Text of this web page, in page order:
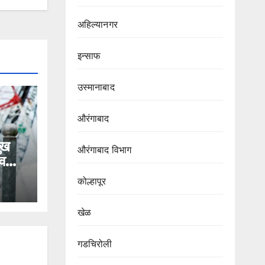
अहिल्यानगर
इन्साफ
उस्मानाबाद
औरंगाबाद
औरंगाबाद विभाग‌
कोल्हापूर
खेळ
गडचिरोली